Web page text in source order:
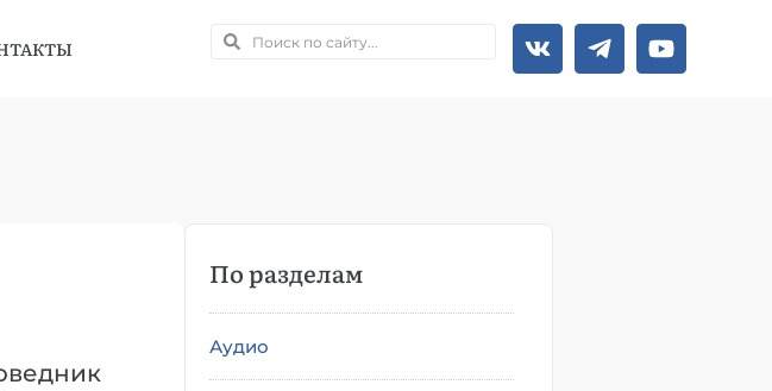
По разделам
Аудио